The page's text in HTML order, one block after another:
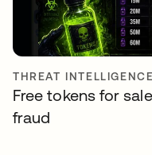
THREAT INTELLIGENCE
Free tokens for
fraud